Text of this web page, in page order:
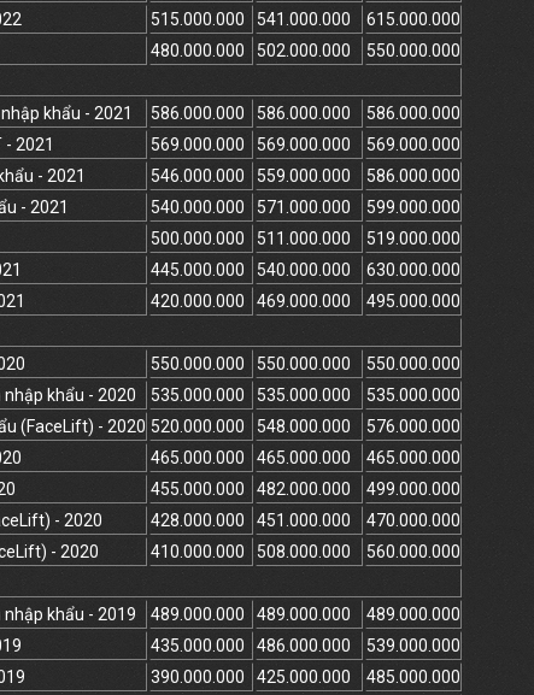
515.000.000 541.000.000
615.000.000
480.000.000 502.000.000
550.000.000
khẩu - 2021
586.000.000 586.000.000
586.000.000
2021
569.000.000 569.000.000
569.000.000
- 2021
546.000.000 559.000.000
586.000.000
- 2021
540.000.000 571.000.000
599.000.000
500.000.000 511.000.000
519.000.000
445.000.000 540.000.000
630.000.000
420.000.000 469.000.000
495.000.000
550.000.000 550.000.000
550.000.000
khẩu - 2020
535.000.000 535.000.000
535.000.000
(FaceLift) - 2020 520.000.000 548.000.000
576.000.000
465.000.000 465.000.000
465.000.000
455.000.000 482.000.000
499.000.000
- 2020
428.000.000 451.000.000
470.000.000
- 2020
410.000.000 508.000.000
560.000.000
khẩu - 2019
489.000.000 489.000.000
489.000.000
435.000.000 486.000.000
539.000.000
390.000.000 425.000.000 485.000.000